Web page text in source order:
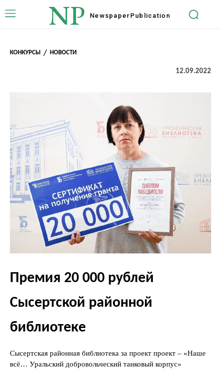
NP Newspaper Publication
КОНКУРСЫ НОВОСТИ
12.09.2022
Премия 20 000 рублей
Сысертской районной
библиотеке
Сысертская районная библиотека за проект проект – «Наше
всё… Уральский добровольческий танковый корпус»